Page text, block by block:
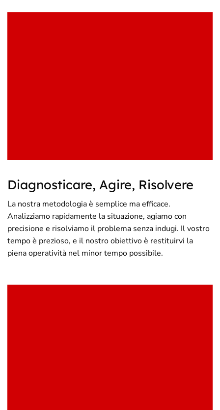
Diagnosticare, Agire, Risolvere
La nostra metodologia è semplice ma efficace.
Analizziamo rapidamente la situazione, agiamo con
precisione e risolviamo il problema senza indugi. Il vostro
tempo è prezioso, e il nostro obiettivo è restituirvi la
piena operatività nel minor tempo possibile.